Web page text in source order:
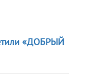
«ДОБРЫЙ